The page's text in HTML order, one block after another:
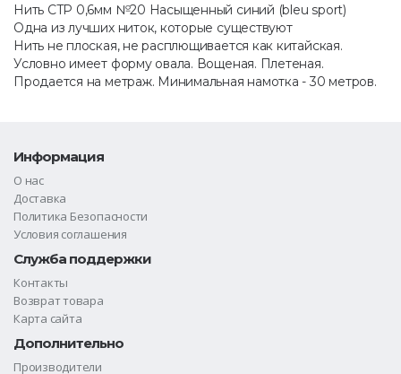
Нить CTP 0,6мм №20 Насыщенный синий (bleu sport)
Одна из лучших ниток, которые существуют
Нить не плоская, не расплющивается как китайская.
Условно имеет форму овала. Вощеная. Плетеная.
Продается на метраж. Минимальная намотка - 30 метров.
Информация
О нас
Доставка
Политика Безопасности
Условия соглашения
Служба поддержки
Контакты
Возврат товара
Карта сайта
Дополнительно
Производители